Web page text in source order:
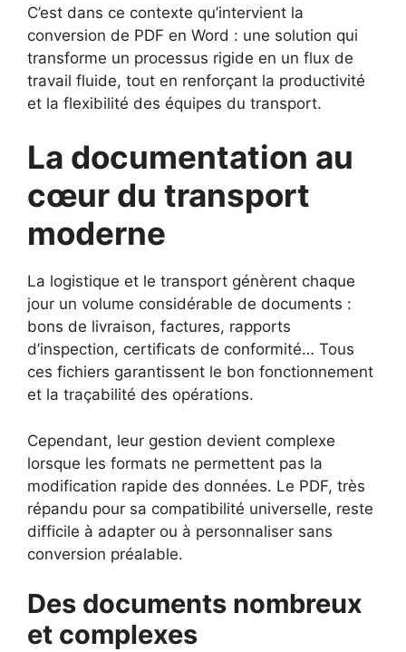
C’est dans ce contexte qu’intervient la
conversion de PDF en Word : une solution qui
transforme un processus rigide en un flux de
travail fluide, tout en renforçant la productivité
et la flexibilité des équipes du transport.
La documentation au
cœur du transport
moderne
La logistique et le transport génèrent chaque
jour un volume considérable de documents :
bons de livraison, factures, rapports
d’inspection, certificats de conformité… Tous
ces fichiers garantissent le bon fonctionnement
et la traçabilité des opérations.
Cependant, leur gestion devient complexe
lorsque les formats ne permettent pas la
modification rapide des données. Le PDF, très
répandu pour sa compatibilité universelle, reste
difficile à adapter ou à personnaliser sans
conversion préalable.
Des documents nombreux
et complexes